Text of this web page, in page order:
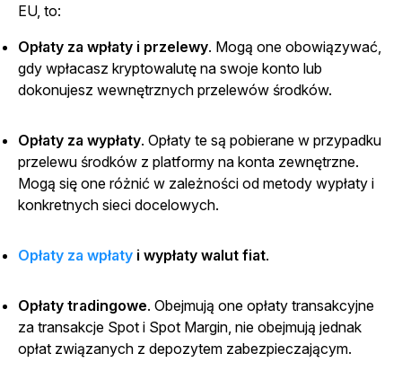
EU, to:
Opłaty za wpłaty i przelewy. Mogą one obowiązywać,
gdy wpłacasz kryptowalutę na swoje konto lub
dokonujesz wewnętrznych przelewów środków.
Opłaty za wypłaty. Opłaty te są pobierane w przypadku
przelewu środków z platformy na konta zewnętrzne.
Mogą się one różnić w zależności od metody wypłaty i
konkretnych sieci docelowych.
Opłaty za wpłaty i wypłaty walut fiat.
Opłaty tradingowe. Obejmują one opłaty transakcyjne
za transakcje Spot i Spot Margin, nie obejmują jednak
opłat związanych z depozytem zabezpieczającym.